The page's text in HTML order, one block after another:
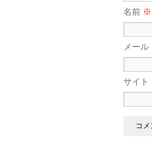
名前 ※
メール
サイト